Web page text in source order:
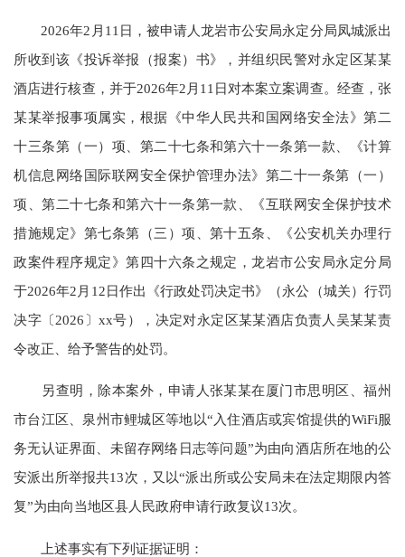
2026年2月11日，被申请人龙岩市公安局永定分局凤城派出
所收到该《投诉举报（报案）书》，并组织民警对永定区某某
酒店进行核查，并于2026年2月11日对本案立案调查。经查，张
某某举报事项属实，根据《中华人民共和国网络安全法》第二
十三条第（一）项、第二十七条和第六十一条第一款、《计算
机信息网络国际联网安全保护管理办法》第二十一条第（一）
项、第二十七条和第六十一条第一款、《互联网安全保护技术
措施规定》第七条第（三）项、第十五条、《公安机关办理行
政案件程序规定》第四十六条之规定，龙岩市公安局永定分局
于2026年2月12日作出《行政处罚决定书》（永公（城关）行罚
决字〔2026〕xx号），决定对永定区某某酒店负责人吴某某责
令改正、给予警告的处罚。
另查明，除本案外，申请人张某某在厦门市思明区、福州
市台江区、泉州市鲤城区等地以“入住酒店或宾馆提供的WiFi服
务无认证界面、未留存网络日志等问题”为由向酒店所在地的公
安派出所举报共13次，又以“派出所或公安局未在法定期限内答
复”为由向当地区县人民政府申请行政复议13次。
上述事实有下列证据证明：